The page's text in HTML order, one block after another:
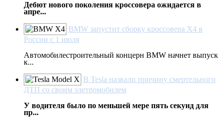
Дебют нового поколения кроссовера ожидается в
апре...
BMW запустит сборку кроссовера X4 в
России с 1 июля
Автомобилестроительный концерн BMW начнет выпуск
к...
В Tesla назвали причину смертельного
ДТП со своим элетромобилем
У водителя было по меньшей мере пять секунд для
пр...